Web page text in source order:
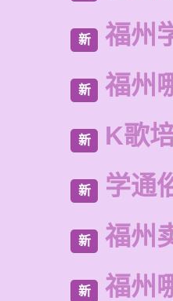
新 福州
新 福州
新 K歌
新 学通
新 福州
新 福州